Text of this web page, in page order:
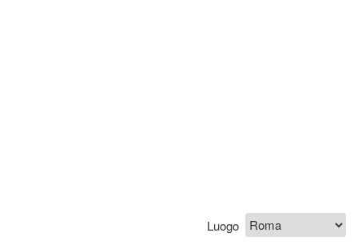
Luogo